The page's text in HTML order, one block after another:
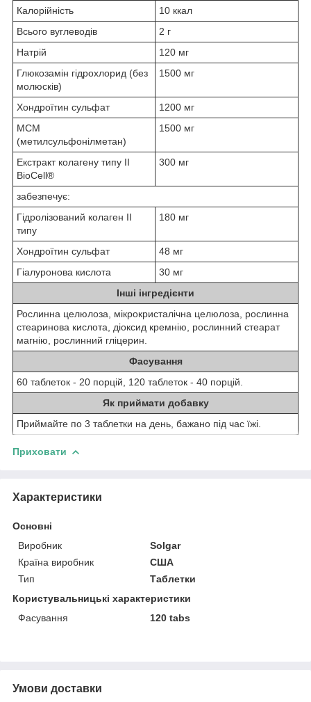
Калорійність
10 ккал
Всього вуглеводів
2 г
Натрій
120 мг
Глюкозамін гідрохлорид (без
молюсків)
1500 мг
Хондроїтин сульфат
1200 мг
МСМ
(метилсульфонілметан)
1500 мг
Екстракт колагену типу II
BioCell®
300 мг
забезпечує:
Гідролізований колаген II
типу
180 мг
Хондроїтин сульфат
48 мг
Гіалуронова кислота
30 мг
Інші інгредієнти
Рослинна целюлоза, мікрокристалічна целюлоза, рослинна
стеаринова кислота, діоксид кремнію, рослинний стеарат
магнію, рослинний гліцерин.
Фасування
60 таблеток - 20 порцій, 120 таблеток - 40 порцій.
Як приймати добавку
Приймайте по 3 таблетки на день, бажано під час їжі.
Приховати
Характеристики
Основні
Виробник
Solgar
Країна виробник
США
Тип
Таблетки
Користувальницькі характеристики
Фасування
120 tabs
Умови доставки